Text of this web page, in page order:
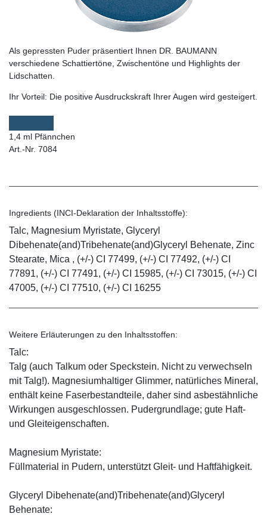
Als gepressten Puder präsentiert Ihnen DR. BAUMANN
verschiedene Schattiertöne, Zwischentöne und Highlights der
Lidschatten.
Ihr Vorteil: Die positive Ausdruckskraft Ihrer Augen wird gesteigert.
1,4 ml Pfännchen
Art.-Nr. 7084
Ingredients (INCI-Deklaration der Inhaltsstoffe):
Talc, Magnesium Myristate, Glyceryl
Dibehenate(and)Tribehenate(and)Glyceryl Behenate, Zinc
Stearate, Mica , (+/-) CI 77499, (+/-) CI 77492, (+/-) CI
77891, (+/-) CI 77491, (+/-) CI 15985, (+/-) CI 73015, (+/-) CI
47005, (+/-) CI 77510, (+/-) CI 16255
Weitere Erläuterungen zu den Inhaltsstoffen:
Talc:
Talg (auch Talkum oder Speckstein. Nicht zu verwechseln
mit Talg!). Magnesiumhaltiger Glimmer, natürliches Mineral,
enthält keine Faserbestandteile, daher sind asbestähnliche
Wirkungen ausgeschlossen. Pudergrundlage; gute Haft-
und Gleiteigenschaften.
Magnesium Myristate:
Füllmaterial in Pudern, unterstützt Gleit- und Haftfähigkeit.
Glyceryl Dibehenate(and)Tribehenate(and)Glyceryl
Behenate: